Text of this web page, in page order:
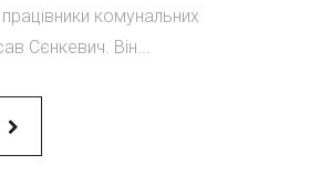
комунальних
Сєнкевич. Він...